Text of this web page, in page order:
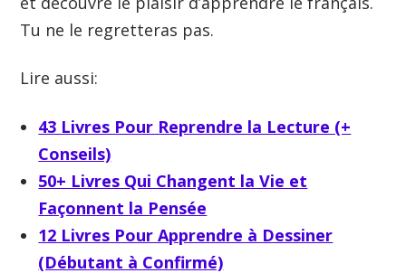
Tu ne le regretteras pas.
Lire aussi:
43 Livres Pour Reprendre la Lecture (+
Conseils)
50+ Livres Qui Changent la Vie et
Façonnent la Pensée
12 Livres Pour Apprendre à Dessiner
(Débutant à Confirmé)